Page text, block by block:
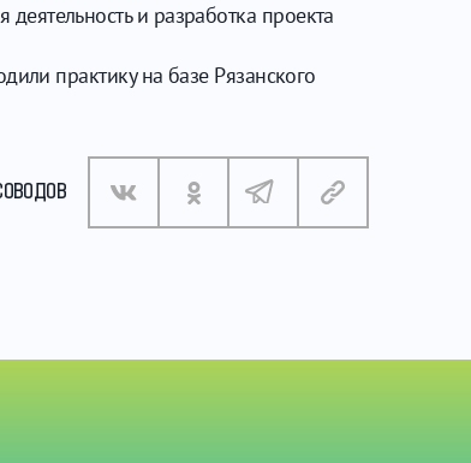
и разработка проекта
практику на базе Рязанского